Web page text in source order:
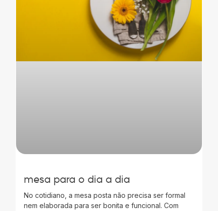
mesa para o dia a dia
No cotidiano, a mesa posta não precisa ser formal
nem elaborada para ser bonita e funcional. Com